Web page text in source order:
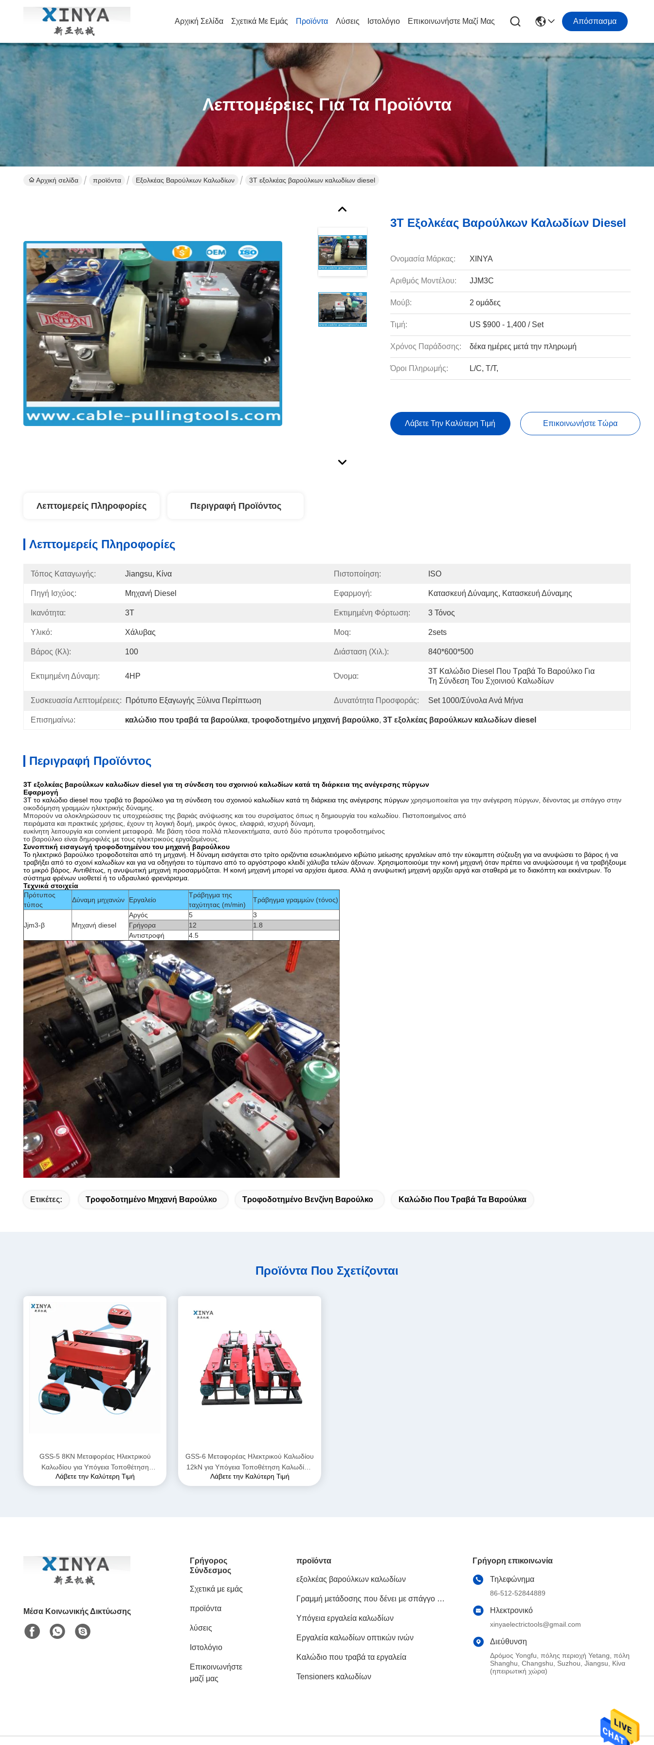
Αρχική Σελίδα Σχετικά Με Εμάς Προϊόντα Λύσεις Ιστολόγιο Επικοινωνήστε Μαζί Μας Απόσπασμα
Λεπτομέρειες Για Τα Προϊόντα
Αρχική σελίδα προϊόντα Εξολκέας Βαρούλκων Καλωδίων 3T εξολκέας βαρούλκων καλωδίων diesel
3T Εξολκέας Βαρούλκων Καλωδίων Diesel
Ονομασία Μάρκας: XINYA
Αριθμός Μοντέλου: JJM3C
Μούβ: 2 ομάδες
Τιμή: US $900 - 1,400 / Set
Χρόνος Παράδοσης: δέκα ημέρες μετά την πληρωμή
Όροι Πληρωμής: L/C, T/T,
Λάβετε Την Καλύτερη Τιμή Επικοινωνήστε Τώρα
Λεπτομερείς Πληροφορίες Περιγραφή Προϊόντος
Λεπτομερείς Πληροφορίες
Τόπος Καταγωγής: Jiangsu, Κίνα Πιστοποίηση: ISO
Πηγή Ισχύος: Μηχανή Diesel Εφαρμογή: Κατασκευή Δύναμης, Κατασκευή Δύναμης
Ικανότητα: 3T Εκτιμημένη Φόρτωση: 3 Τόνος
Υλικό: Χάλυβας Moq: 2sets
Βάρος (κλ): 100 Διάσταση (χιλ.): 840*600*500
Εκτιμημένη Δύναμη: 4HP Όνομα:
3T Καλώδιο Diesel Που Τραβά Το Βαρούλκο Για
Τη Σύνδεση Του Σχοινιού Καλωδίων
Συσκευασία Λεπτομέρειες: Πρότυπο Εξαγωγής Ξύλινα Περίπτωση Δυνατότητα Προσφοράς: Set 1000/σύνολα Ανά Μήνα
Επισημαίνω: καλώδιο που τραβά τα βαρούλκα, τροφοδοτημένο μηχανή βαρούλκο, 3T εξολκέας βαρούλκων καλωδίων diesel
Περιγραφή Προϊόντος
3T εξολκέας βαρούλκων καλωδίων diesel για τη σύνδεση του σχοινιού καλωδίων κατά τη διάρκεια της ανέγερσης πύργων
Εφαρμογή
3T το καλώδιο diesel που τραβά το βαρούλκο για τη σύνδεση του σχοινιού καλωδίων κατά τη διάρκεια της ανέγερσης πύργων χρησιμοποιείται για την ανέγερση πύργων, δένοντας με σπάγγο στην
οικοδόμηση γραμμών ηλεκτρικής δύναμης.
Μπορούν να ολοκληρώσουν τις υποχρεώσεις της βαριάς ανύψωσης και του συρσίματος όπως η δημιουργία του καλωδίου. Πιστοποιημένος από
πειράματα και πρακτικές χρήσεις, έχουν τη λογική δομή, μικρός όγκος, ελαφριά, ισχυρή δύναμη,
ευκίνητη λειτουργία και convient μεταφορά. Με βάση τόσα πολλά πλεονεκτήματα, αυτό δύο πρότυπα τροφοδοτημένος
το βαρούλκο είναι δημοφιλές με τους ηλεκτρικούς εργαζομένους.
Συνοπτική εισαγωγή τροφοδοτημένου του μηχανή βαρούλκου
Το ηλεκτρικό βαρούλκο τροφοδοτείται από τη μηχανή. Η δύναμη εισάγεται στο τρίτο οριζόντια εσωκλειόμενο κιβώτιο μείωσης εργαλείων από την εύκαμπτη σύζευξη για να ανυψώσει το βάρος ή να
τραβήξει από το σχοινί καλωδίων και για να οδηγήσει το τύμπανο από το αργόστροφο κλειδί χάλυβα τελών άξονων. Χρησιμοποιούμε την κοινή μηχανή όταν πρέπει να ανυψώσουμε ή να τραβήξουμε
το μικρό βάρος. Αντιθέτως, η ανυψωτική μηχανή προσαρμόζεται. Η κοινή μηχανή μπορεί να αρχίσει άμεσα. Αλλά η ανυψωτική μηχανή αρχίζει αργά και σταθερά με το διακόπτη και εκκέντρων. Το
σύστημα φρένων υιοθετεί ή το υδραυλικό φρενάρισμα.
Τεχνικά στοιχεία
Πρότυπος
τύπος
Δύναμη μηχανών Εργαλείο
Τράβηγμα της
ταχύτητας (m/min)
Τράβηγμα γραμμών (τόνος)
Jjm3-β Μηχανή diesel
Αργός 5
3
Γρήγορα
12
1.8
Αντιστροφή
4.5
Ετικέτες: Τροφοδοτημένο Μηχανή Βαρούλκο Τροφοδοτημένο Βενζίνη Βαρούλκο Καλώδιο Που Τραβά Τα Βαρούλκα
Προϊόντα Που Σχετίζονται
GSS-5 8KN Μεταφορέας Ηλεκτρικού
Καλωδίου για Υπόγεια Τοποθέτηση
Καλωδίων Τροφοδοσίας
Λάβετε την Καλύτερη Τιμή
GSS-6 Μεταφορέας Ηλεκτρικού Καλωδίου
12kN για Υπόγεια Τοποθέτηση Καλωδίων
Τροφοδοσίας
Λάβετε την Καλύτερη Τιμή
Μέσα Κοινωνικής Δικτύωσης
Γρήγορος
Σύνδεσμος
Σχετικά με εμάς
προϊόντα
λύσεις
Ιστολόγιο
Επικοινωνήστε
μαζί μας
προϊόντα
εξολκέας βαρούλκων καλωδίων
Γραμμή μετάδοσης που δένει με σπάγγο τα
Υπόγεια εργαλεία καλωδίων
Εργαλεία καλωδίων οπτικών ινών
Καλώδιο που τραβά τα εργαλεία
Tensioners καλωδίων
Γρήγορη επικοινωνία
Τηλεφώνημα
86-512-52844889
Ηλεκτρονικό
xinyaelectrictools@gmail.com
Διεύθυνση
Δρόμος Yongfu, πόλης περιοχή Yetang, πόλη
Shanghu, Changshu, Suzhou, Jiangsu, Κίνα
(ηπειρωτική χώρα)